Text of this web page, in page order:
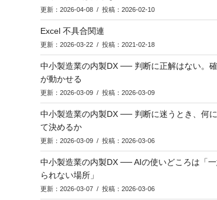
更新：2026-04-08 / 投稿：2026-02-10
Excel 不具合関連
更新：2026-03-22 / 投稿：2021-02-18
中小製造業の内製DX ── 判断に正解はない。
が動かせる
更新：2026-03-09 / 投稿：2026-03-09
中小製造業の内製DX ── 判断に迷うとき、何
て決めるか
更新：2026-03-09 / 投稿：2026-03-06
中小製造業の内製DX ── AIの使いどころは「
られない場所」
更新：2026-03-07 / 投稿：2026-03-06